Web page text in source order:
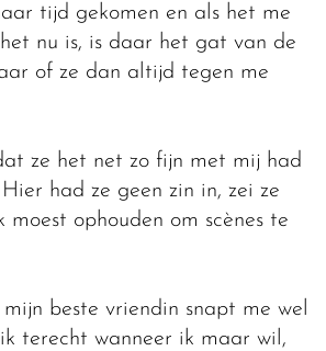
tijd gekomen en als het me
nu is, is daar het gat van de
of ze dan altijd tegen me
ze het net zo fijn met mij had
had ze geen zin in, zei ze
ophouden om scènes te
beste vriendin snapt me wel
terecht wanneer ik maar wil,